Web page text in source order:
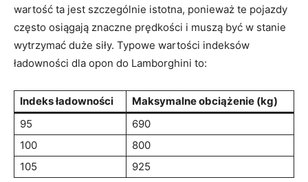
wartość ta jest szczególnie istotna, ponieważ te pojazdy
często osiągają znaczne prędkości i muszą być w stanie
wytrzymać duże siły. Typowe wartości indeksów
ładowności dla opon do Lamborghini to:
Indeks ładowności
Maksymalne obciążenie (kg)
95
690
100
800
105
925